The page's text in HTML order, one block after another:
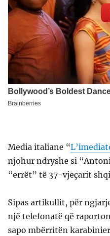
Media italiane “
njohur ndryshe si
“errët” të 37-vjeçarit
Sipas artikullit, për
një telefonatë që
sapo mbërritën